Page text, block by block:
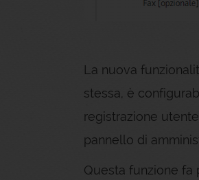
La nuova
stessa, è
registrazione
pannello di
Questa funzione fa